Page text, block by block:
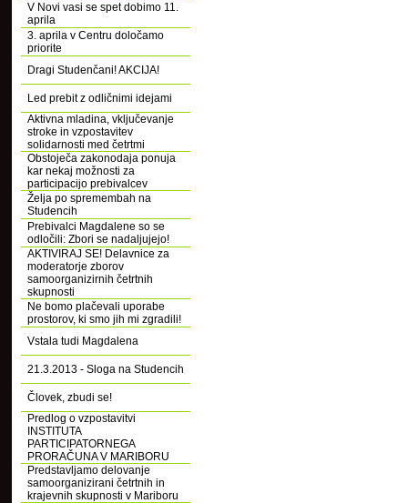
V Novi vasi se spet dobimo 11.
aprila
3. aprila v Centru določamo
priorite
Dragi Studenčani! AKCIJA!
Led prebit z odličnimi idejami
Aktivna mladina, vključevanje
stroke in vzpostavitev
solidarnosti med četrtmi
Obstoječa zakonodaja ponuja
kar nekaj možnosti za
participacijo prebivalcev
Želja po spremembah na
Studencih
Prebivalci Magdalene so se
odločili: Zbori se nadaljujejo!
AKTIVIRAJ SE! Delavnice za
moderatorje zborov
samoorganizirnih četrtnih
skupnosti
Ne bomo plačevali uporabe
prostorov, ki smo jih mi zgradili!
Vstala tudi Magdalena
21.3.2013 - Sloga na Studencih
Človek, zbudi se!
Predlog o vzpostavitvi
INSTITUTA
PARTICIPATORNEGA
PRORAČUNA V MARIBORU
Predstavljamo delovanje
samoorganizirani četrtnih in
krajevnih skupnosti v Mariboru